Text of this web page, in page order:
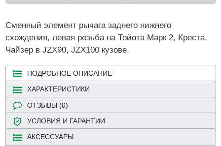
Сменный элемент рычага заднего нижнего
схождения, левая резьба на Тойота Марк 2, Креста,
Чайзер в JZX90, JZX100 кузове.
ПОДРОБНОЕ ОПИСАНИЕ
ХАРАКТЕРИСТИКИ
ОТЗЫВЫ (0)
УСЛОВИЯ И ГАРАНТИИ
АКСЕССУАРЫ